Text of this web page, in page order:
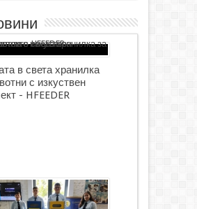
в света хранилка
с изкуствен
- HFEEDER